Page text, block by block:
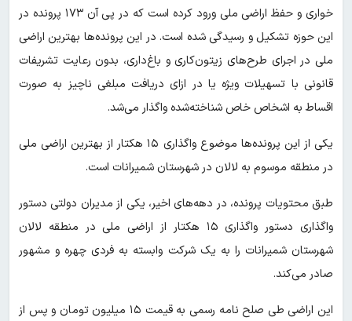
خواری و حفظ اراضی ملی ورود کرده است که در پی آن ۱۷۳ پرونده در
این حوزه تشکیل و رسیدگی شده است. در این پرونده‌ها بهترین اراضی
ملی در اجرای طرح‌های زیتون‌کاری و باغ‌داری، بدون رعایت تشریفات
قانونی با تسهیلات ویژه یا در ازای دریافت مبلغی ناچیز به صورت
اقساط به اشخاص خاص شناخته‌شده واگذار می‌شد.
یکی از این پرونده‌ها موضوع واگذاری ۱۵ هکتار از بهترین اراضی ملی
در منطقه موسوم به لالان در شهرستان شمیرانات است.
طبق محتویات پرونده، در دهه‌های اخیر، یکی از مدیران دولتی دستور
واگذاری دستور واگذاری ۱۵ هکتار از اراضی ملی در منطقه لالان
شهرستان شمیرانات را به یک شرکت وابسته به فردی چهره و مشهور
صادر می‌کند.
این اراضی طی صلح نامه رسمی به قیمت ۱۵ میلیون تومان و پس از